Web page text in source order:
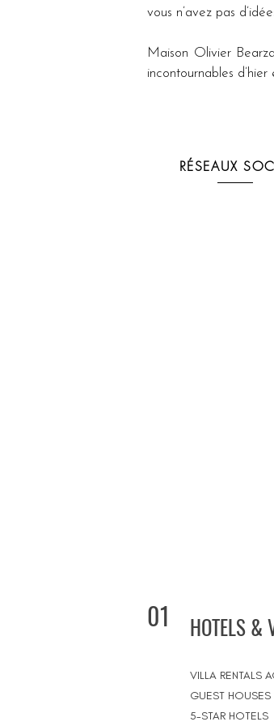
vous n’avez pas
Maison Olivier
incontournables
RÉSEAUX
01 HOTELS &
VILLA RENTALS
GUEST HOUSES
5-STAR HOTELS